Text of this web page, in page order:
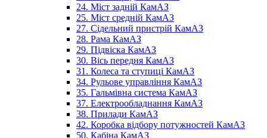
24. Міст задній КамАЗ
25. Міст средній КамАЗ
27. Сідельний пристрій КамАЗ
28. Рама КамАЗ
29. Підвіска КамАЗ
30. Вісь передня КамАЗ
31. Колеса та ступиці КамАЗ
34. Рульове управління КамАЗ
35. Гальмівна система КамАЗ
37. Електрообладнання КамАЗ
38. Прилади КамАЗ
42. Коробка відбору потужностей КамАЗ
50. Кабіна КамАЗ